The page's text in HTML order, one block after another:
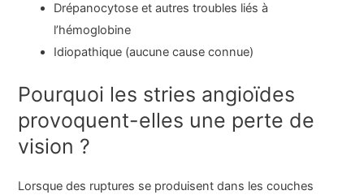
Drépanocytose et autres troubles liés à
l’hémoglobine
Idiopathique (aucune cause connue)
Pourquoi les stries angioïdes
provoquent-elles une perte de
vision ?
Lorsque des ruptures se produisent dans les couches